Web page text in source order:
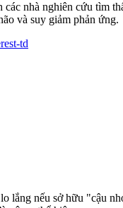
nhà nghiên cứu tìm
và suy giảm phản ứng.
lắng nếu sở hữu "cậu